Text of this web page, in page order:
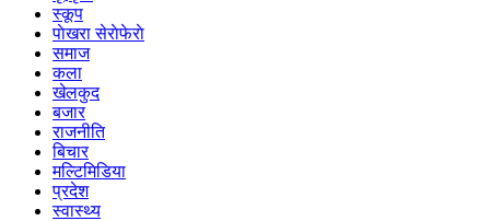
स्कूप
पाेखरा सेराेफेराे
समाज
कला
खेलकुद
बजार
राजनीति
बिचार
मल्टिमिडिया
प्रदेश
स्वास्थ्य